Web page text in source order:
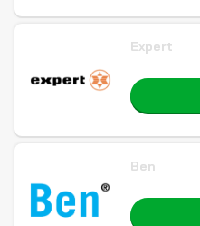
Expert
Ben